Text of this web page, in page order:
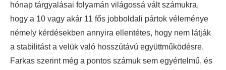
hónap tárgyalásai folyamán világossá vált számukra,
hogy a 10 vagy akár 11 fős jobboldali pártok véleménye
némely kérdésekben annyira ellentétes, hogy nem látják
a stabilitást a velük való hosszútávú együttműködésre.
Farkas szerint még a pontos számuk sem egyértelmű, és